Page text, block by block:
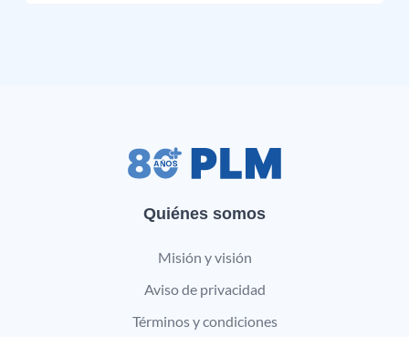
Quiénes somos
Misión y visión
Aviso de privacidad
Términos y condiciones